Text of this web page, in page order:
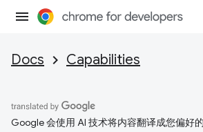
Docs Capabilities
Google 会使用 AI 技术将内容翻译成您偏好